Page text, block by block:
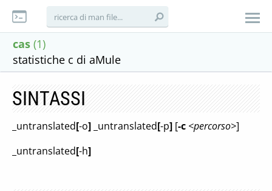
cas (1)
statistiche c di aMule
SINTASSI
_untranslated[-o] _untranslated[-p] [-c <percorso>]
_untranslated[-h]